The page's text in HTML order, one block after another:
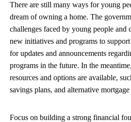
There are still many ways for young
dream of owning a home. The
challenges faced by young people and
new initiatives and programs to
for updates and announcements
programs in the future. In the
resources and options are available,
savings plans, and alternative
Focus on building a strong financial